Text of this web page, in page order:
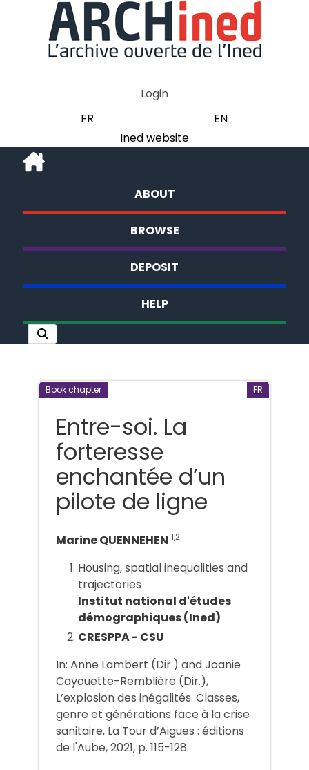
Login
FR
EN
Ined website
ABOUT
BROWSE
DEPOSIT
HELP
Book chapter FR
Entre-soi. La
forteresse
enchantée d’un
pilote de ligne
Marine QUENNEHEN 1,2
Housing, spatial inequalities and
trajectories
Institut national d'études
démographiques (Ined)
CRESPPA - CSU
In: Anne Lambert (Dir.) and Joanie
Cayouette-Remblière (Dir.),
L’explosion des inégalités. Classes,
genre et générations face à la crise
sanitaire, La Tour d’Aigues : éditions
de l'Aube, 2021, p. 115-128.